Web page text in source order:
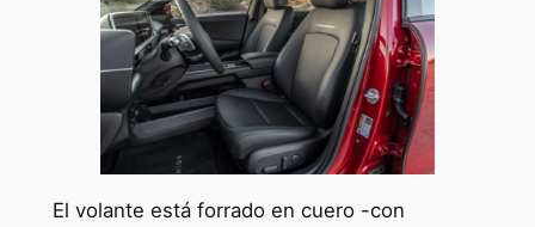
El volante está forrado en cuero -con